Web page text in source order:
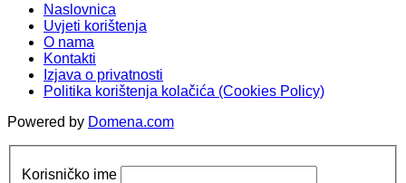
Naslovnica
Uvjeti korištenja
O nama
Kontakti
Izjava o privatnosti
Politika korištenja kolačića (Cookies Policy)
Powered by Domena.com
Korisničko ime